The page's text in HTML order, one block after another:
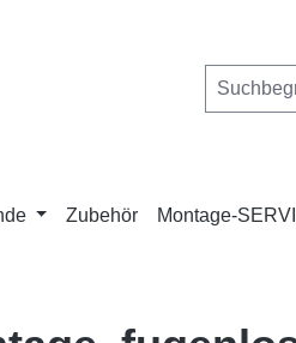
Zubehör Montage-